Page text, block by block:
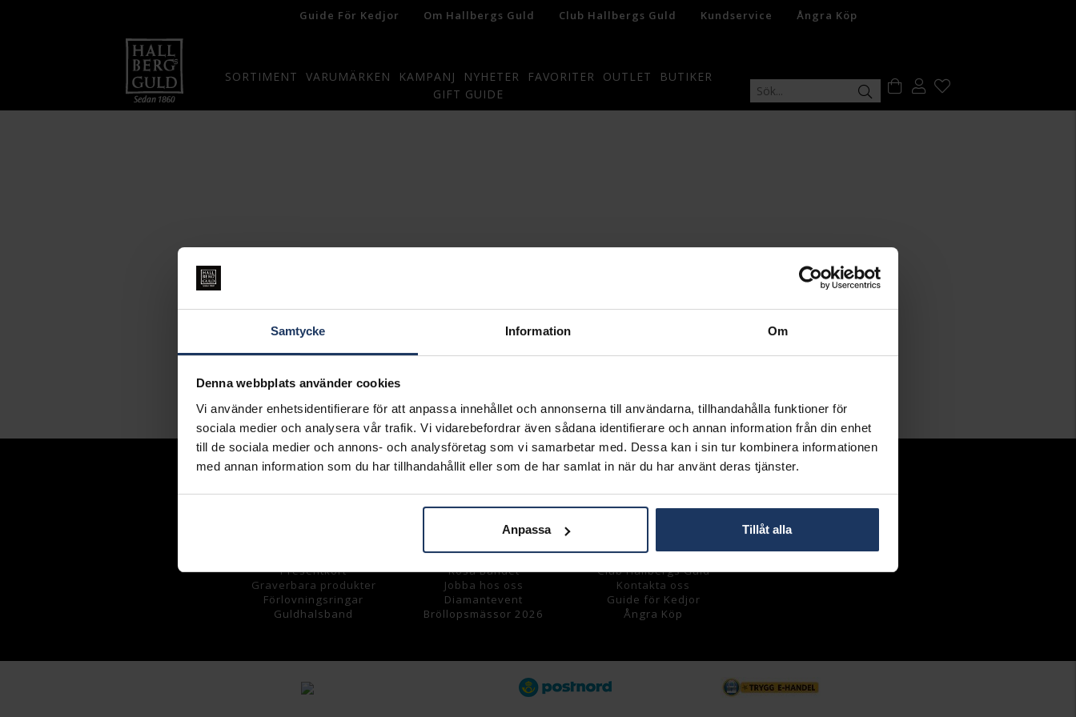
Samtycke Information Om
Denna webbplats använder cookies
Vi använder enhetsidentifierare för att anpassa innehållet och annonserna till användarna, tillhandahålla funktioner för
sociala medier och analysera vår trafik. Vi vidarebefordrar även sådana identifierare och annan information från din enhet
till de sociala medier och annons- och analysföretag som vi samarbetar med. Dessa kan i sin tur kombinera informationen
med annan information som du har tillhandahållit eller som de har samlat in när du har använt deras tjänster.
Anpassa Tillåt alla
Guide För Kedjor Om Hallbergs Guld Club Hallbergs Guld Kundservice Ångra Köp
SORTIMENT VARUMÄRKEN KAMPANJ NYHETER FAVORITER OUTLET
BUTIKER
GIFT GUIDE
Sortiment
Armband
Presentkort
Graverbara produkter
Förlovningsringar
Guldhalsband
Hallbergs Guld
Om oss
Köpvillkor
Integritetspolicy
Samarbete
Rosa Bandet
Jobba hos oss
Diamantevent
Bröllopsmässor 2026
Kundservice
Vanliga frågor
Returer
Smyckeförsäkring
Club Hallbergs Guld
Kontakta oss
Guide för Kedjor
Ångra Köp
Följ oss